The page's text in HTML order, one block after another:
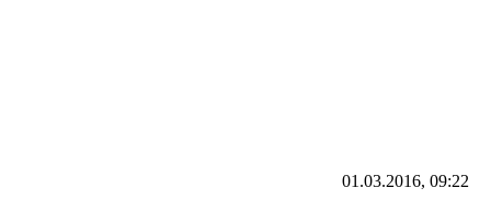
01.03.2016, 09:22